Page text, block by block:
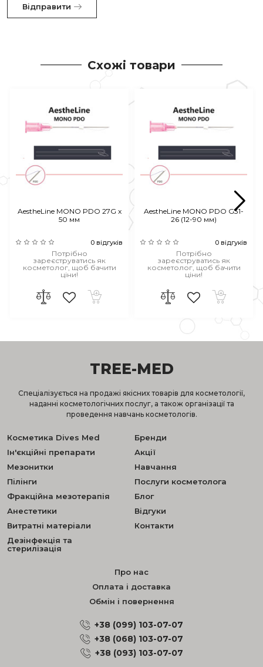
Відправити
Схожі товари
AestheLine MONO PDO 27G x
50 мм
0 відгуків
Потрібно
зареєструватись як
косметолог, щоб бачити
ціни!
AestheLine MONO PDO G31-
26 (12-90 мм)
0 відгуків
Потрібно
зареєструватись як
косметолог, щоб бачити
ціни!
TREE-MED
Спеціалізується на продажі якісних товарів для косметології,
наданні косметологічних послуг, а також організації та
проведення навчань косметологів.
Косметика Dives Med
Ін'єкційні препарати
Мезонитки
Пілінги
Фракційна мезотерапія
Анестетики
Витратні матеріали
Дезінфекція та
стерилізація
Бренди
Акції
Навчання
Послуги косметолога
Блог
Відгуки
Контакти
Про нас
Оплата і доставка
Обмін і повернення
+38 (099) 103-07-07
+38 (068) 103-07-07
+38 (093) 103-07-07